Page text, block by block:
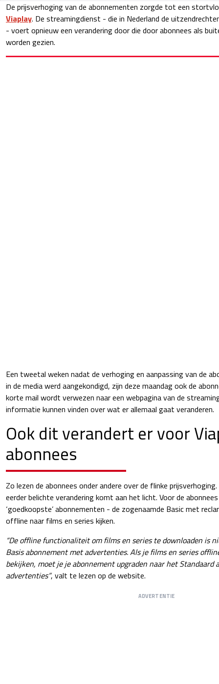
De prijsverhoging van de abonnementen zorgde tot een
Viaplay. De streamingdienst - die in Nederland de
- voert opnieuw een verandering door die door abonnees als
worden gezien.
Een tweetal weken nadat de verhoging en aanpassing van de
in de media werd aangekondigd, zijn deze maandag ook de
korte mail wordt verwezen naar een webpagina van de
informatie kunnen vinden over wat er allemaal gaat veranderen.
Ook dit verandert er voor
abonnees
Zo lezen de abonnees onder andere over de flinke
eerder belichte verandering komt aan het licht. Voor de
‘goedkoopste’ abonnementen - de zogenaamde Basic met
offline naar films en series kijken.
“De offline functionaliteit om films en series te downloaden is
Basis abonnement met advertenties. Als je films en series
bekijken, moet je je abonnement upgraden naar het Standaard
advertenties”, valt te lezen op de website.
ADVERTENTIE